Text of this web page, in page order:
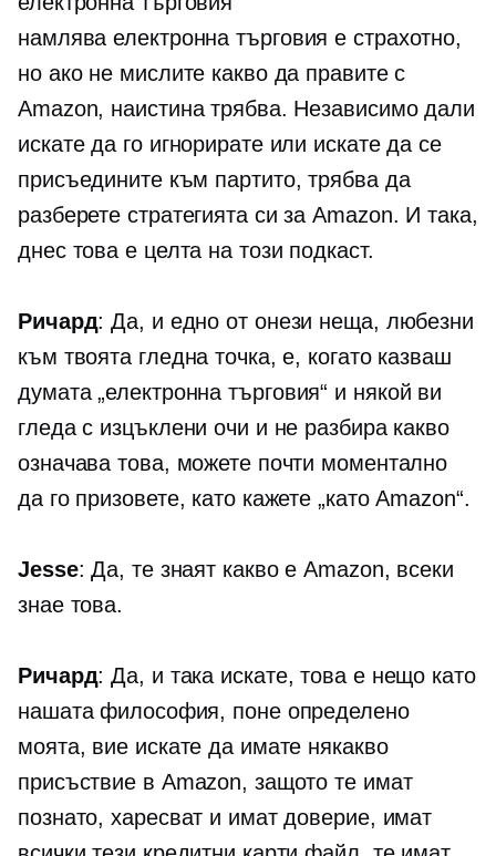
намляваелектронна търговия е страхотно,
но ако не мислите какво да правите с
Amazon, наистина трябва. Независимо дали
искате да го игнорирате или искате да се
присъедините към партито, трябва да
разберете стратегията си за Amazon. И така,
днес това е целта на този подкаст.
Ричард: Да, и едно от онези неща, любезни
към твоята гледна точка, е, когато казваш
думата„електронна търговия“ и някой ви
гледа с изцъклени очи и не разбира какво
означава това, можете почти моментално
да го призовете, като кажете „като Amazon“.
Jesse: Да, те знаят какво е Amazon, всеки
знае това.
Ричард: Да, и така искате, това е нещо като
нашата философия, поне определено
моята, вие искате да имате някакво
присъствие в Amazon, защото те имат
познато, харесват и имат доверие, имат